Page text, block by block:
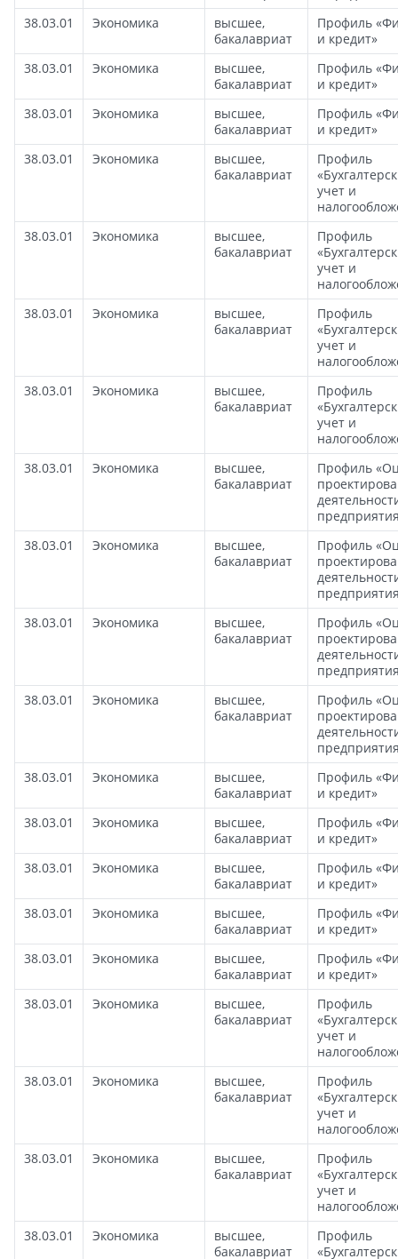
38.03.01
Экономика
высшее,
бакалавриат
Профиль
и кредит»
38.03.01
Экономика
высшее,
бакалавриат
Профиль
и кредит»
38.03.01
Экономика
высшее,
бакалавриат
Профиль
и кредит»
38.03.01
Экономика
высшее,
бакалавриат
Профиль
учет и
38.03.01
Экономика
высшее,
бакалавриат
Профиль
учет и
38.03.01
Экономика
высшее,
бакалавриат
Профиль
учет и
38.03.01
Экономика
высшее,
бакалавриат
Профиль
учет и
38.03.01
Экономика
высшее,
бакалавриат
Профиль
38.03.01
Экономика
высшее,
бакалавриат
Профиль
38.03.01
Экономика
высшее,
бакалавриат
Профиль
38.03.01
Экономика
высшее,
бакалавриат
Профиль
38.03.01
Экономика
высшее,
бакалавриат
Профиль
и кредит»
38.03.01
Экономика
высшее,
бакалавриат
Профиль
и кредит»
38.03.01
Экономика
высшее,
бакалавриат
Профиль
и кредит»
38.03.01
Экономика
высшее,
бакалавриат
Профиль
и кредит»
38.03.01
Экономика
высшее,
бакалавриат
Профиль
и кредит»
38.03.01
Экономика
высшее,
бакалавриат
Профиль
учет и
38.03.01
Экономика
высшее,
бакалавриат
Профиль
учет и
38.03.01
Экономика
высшее,
бакалавриат
Профиль
учет и
38.03.01
Экономика
высшее,
бакалавриат
Профиль